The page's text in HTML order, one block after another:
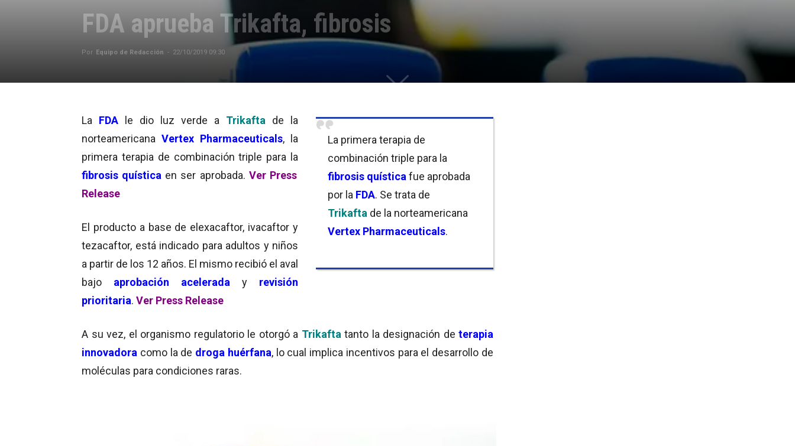
FDA aprueba Trikafta, fibrosis
Por Equipo de Redacción - 22/10/2019 09:30
La primera terapia de
combinación triple para la
fibrosis quística fue aprobada
por la FDA. Se trata de
Trikafta de la norteamericana
Vertex Pharmaceuticals.
La FDA le dio luz verde a Trikafta de la
norteamericana Vertex Pharmaceuticals, la
primera terapia de combinación triple para la
fibrosis quística en ser aprobada. Ver Press
Release
El producto a base de elexacaftor, ivacaftor y
tezacaftor, está indicado para adultos y niños
a partir de los 12 años. El mismo recibió el aval
bajo aprobación acelerada y revisión
prioritaria. Ver Press Release
A su vez, el organismo regulatorio le otorgó a Trikafta tanto la designación de terapia
innovadora como la de droga huérfana, lo cual implica incentivos para el desarrollo de
moléculas para condiciones raras.